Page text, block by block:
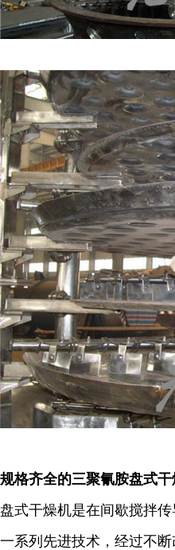
规格齐全的三聚氰胺盘式
盘式干燥机是在间歇搅拌
一系列先进技术，经过不